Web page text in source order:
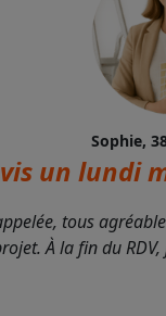
Sophie,
un lundi
tous
À la fin du